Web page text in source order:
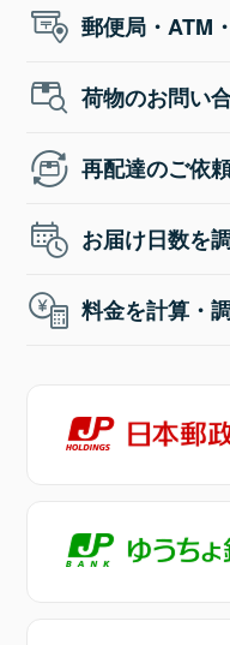
郵便局・ATM
荷物のお問い
再配達のご依
お届け日数を
料金を計算・